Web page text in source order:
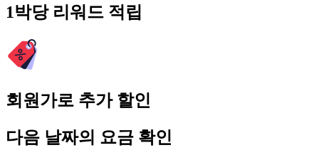
1박당 리워드 적립
회원가로 추가 할인
다음 날짜의 요금 확인